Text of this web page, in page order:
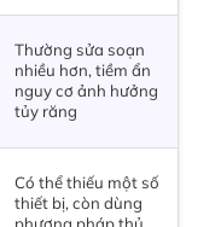
Thường sửa soạn
nhiều hơn, tiềm ẩn
nguy cơ ảnh hưởng
tủy răng
Có thể thiếu một số
thiết bị, còn dùng
phương pháp thủ